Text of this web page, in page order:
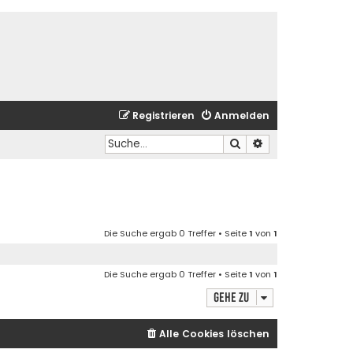
Anmelden
Registrieren
Suche
Die Suche ergab 0 Treffer • Seite1 von 1
Die Suche ergab 0 Treffer • Seite1 von 1
Gehe zu
Alle Cookies löschen